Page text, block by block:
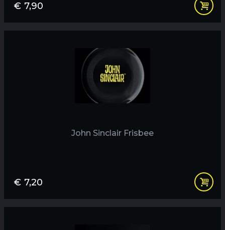
€ 7,90
John Sinclair Frisbee
€ 7,20